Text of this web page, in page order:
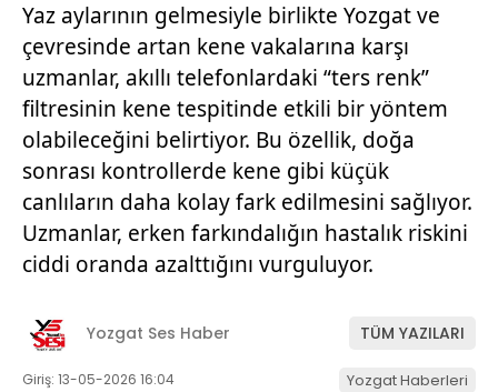
Yaz aylarının gelmesiyle birlikte Yozgat ve
çevresinde artan kene vakalarına karşı
uzmanlar, akıllı telefonlardaki “ters renk”
filtresinin kene tespitinde etkili bir yöntem
olabileceğini belirtiyor. Bu özellik, doğa
sonrası kontrollerde kene gibi küçük
canlıların daha kolay fark edilmesini sağlıyor.
Uzmanlar, erken farkındalığın hastalık riskini
ciddi oranda azalttığını vurguluyor.
Yozgat Ses Haber TÜM YAZILARI
Giriş: 13-05-2026 16:04 Yozgat Haberleri